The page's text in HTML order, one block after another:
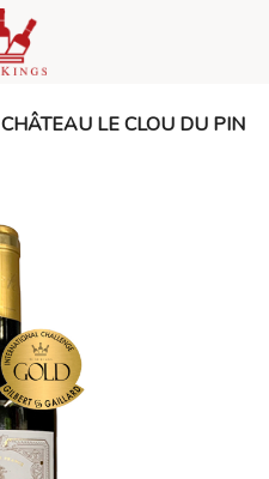
CHÂTEAU LE CLOU DU PIN